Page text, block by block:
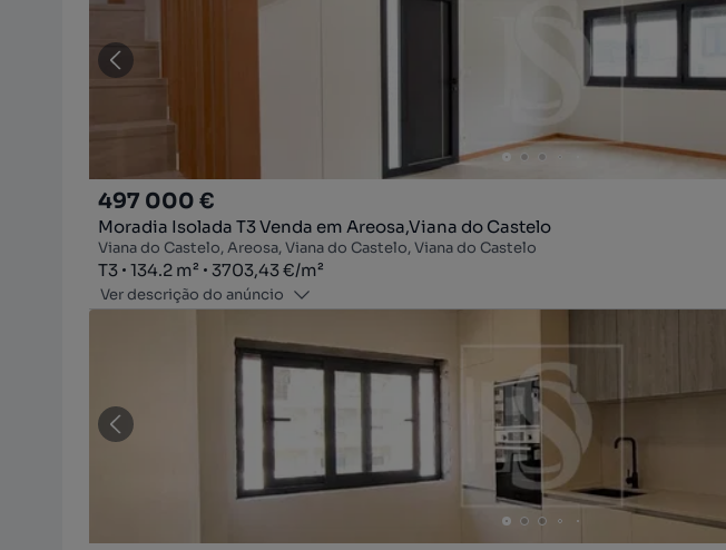
497 000 €
Moradia Isolada T3 Venda em Areosa,Viana do Castelo
Viana do Castelo, Areosa, Viana do Castelo, Viana do Castelo
Tipologia
T3
Zona134.2 m²
Preço por metro quadrado
3703,43 €/m²
Ver descrição do anúncio